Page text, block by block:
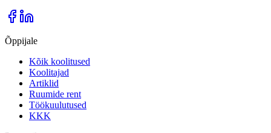
Õppijale
Kõik koolitused
Koolitajad
Artiklid
Ruumide rent
Töökuulutused
KKK